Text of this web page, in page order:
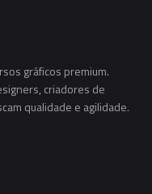
gráficos premium.
criadores de
qualidade e agilidade.